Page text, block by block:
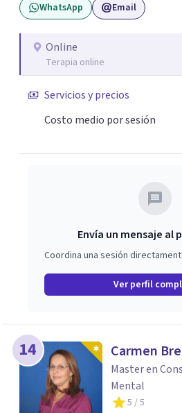
WhatsApp Email
Online
Terapia online
Servicios y precios
Costo medio por sesión
Envía un mensaje al
Coordina una sesión
Ver perfil
14 Carmen
Master en
Mental
5 / 5